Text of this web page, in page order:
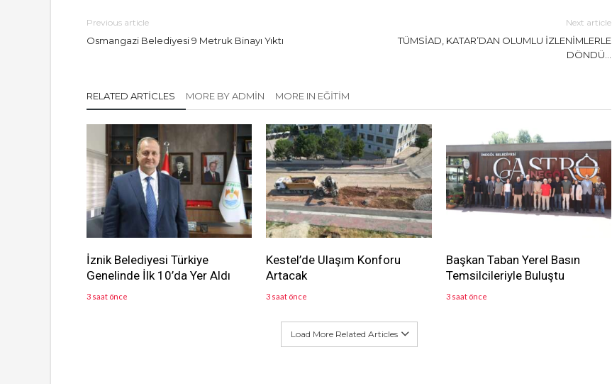
Previous article
Osmangazi Belediyesi 9 Metruk Binayı Yıktı
Next article
TÜMSİAD, KATAR’DAN OLUMLU İZLENİMLERLE
DÖNDÜ…
RELATED ARTICLES MORE BY ADMIN MORE IN EĞİTİM
İznik Belediyesi Türkiye
Genelinde İlk 10’da Yer Aldı
3 saat önce
Kestel’de Ulaşım Konforu
Artacak
3 saat önce
Başkan Taban Yerel Basın
Temsilcileriyle Buluştu
3 saat önce
Load More Related Articles